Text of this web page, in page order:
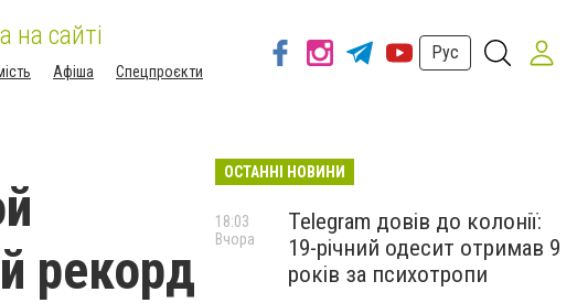
на сайті
Афіша Спецпроєкти
Рус
рекорд
ОСТАННІ НОВИНИ
Telegram довів до колонії:
19-річний одесит отримав 9
років за психотропи
18:03
Вчора